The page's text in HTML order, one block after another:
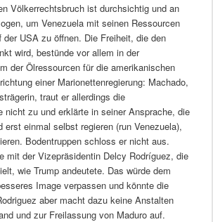
Völkerrechtsbruch ist durchsichtig und an
um Venezuela mit seinen Ressourcen
der USA zu öffnen. Die Freiheit, die den
wird, bestünde vor allem in der
der Ölressourcen für die amerikanischen
einer Marionettenregierung: Machado,
traut er allerdings die
nicht zu und erklärte in seiner Ansprache, die
erst einmal selbst regieren (run Venezuela),
Bodentruppen schloss er nicht aus.
mit der Vizepräsidentin Delcy Rodríguez, die
wie Trump andeutete. Das würde dem
Image verpassen und könnte die
aber macht dazu keine Anstalten
und zur Freilassung von Maduro auf.